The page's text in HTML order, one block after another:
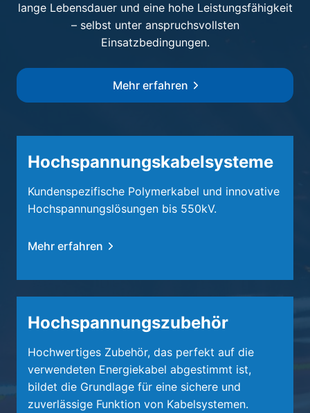
lange Lebensdauer und eine hohe Leistungsfähigkeit
– selbst unter anspruchsvollsten
Einsatzbedingungen.
Mehr erfahren
Hochspannungskabelsysteme
Kundenspezifische Polymerkabel und innovative
Hochspannungslösungen bis 550kV.
Mehr erfahren
Hochspannungszubehör
Hochwertiges Zubehör, das perfekt auf die
verwendeten Energiekabel abgestimmt ist,
bildet die Grundlage für eine sichere und
zuverlässige Funktion von Kabelsystemen.